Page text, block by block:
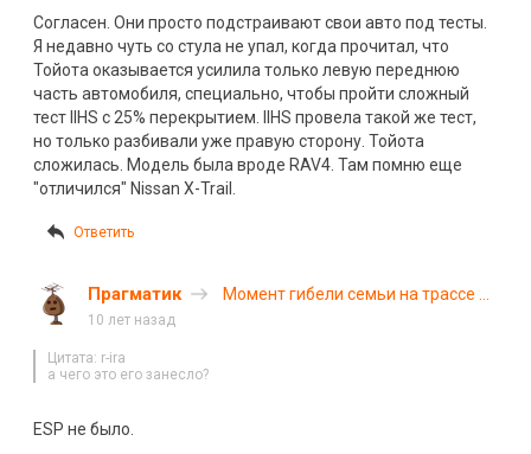
Согласен. Они просто подстраивают свои авто под тесты.
Я недавно чуть со стула не упал, когда прочитал, что
Тойота оказывается усилила только левую переднюю
часть автомобиля, специально, чтобы пройти сложный
тест IIHS c 25% перекрытием. IIHS провела такой же тест,
но только разбивали уже правую сторону. Тойота
сложилась. Модель была вроде RAV4. Там помню еще
"отличился" Nissan X-Trail.
Ответить
Прагматик
Момент гибели семьи на трассе в
10 лет назад
Цитата: r-ira
а чего это его занесло?
ESP не было.